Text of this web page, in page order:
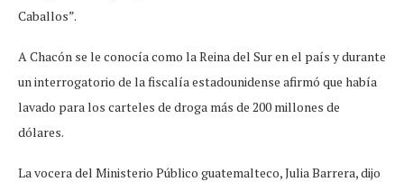
Caballos”.
A Chacón se le conocía como la Reina del Sur en el país y durante
un interrogatorio de la fiscalía estadounidense afirmó que había
lavado para los carteles de droga más de 200 millones de
dólares.
La vocera del Ministerio Público guatemalteco, Julia Barrera, dijo